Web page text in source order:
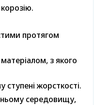
протягом
з якого
ступені жорсткості.
середовищу,